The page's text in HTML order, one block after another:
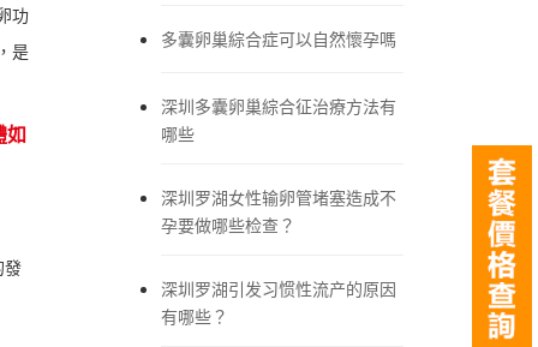
功
是
如
發
多囊卵巢綜合症可以自然懷孕嗎
深圳多囊卵巢綜合征治療方法有
哪些
深圳罗湖女性输卵管堵塞造成不
孕要做哪些检查？
深圳罗湖引发习惯性流产的原因
有哪些？